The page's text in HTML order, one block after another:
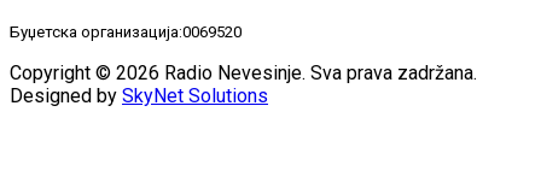
Буџетска организација:0069520
Copyright © 2026 Radio Nevesinje. Sva prava zadržana.
Designed by SkyNet Solutions